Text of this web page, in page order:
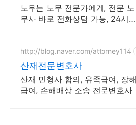
노무는 노무 전문가에게, 전문 노
무사 바로 전화상담 가능, 24시간
http://blog.naver.com/attorney114
산재전문변호사
산재 민형사 합의, 유족급여, 장해
급여, 손해배상 소송 전문변호사